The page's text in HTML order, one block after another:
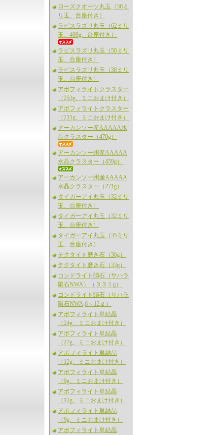
ローズクオーツ丸玉（36ミ
リ玉、台座付き）
ラピスラズリ丸玉（62ミリ
玉、400g、台座付き）
ラピスラズリ丸玉（50ミリ
玉、台座付き）
ラピスラズリ丸玉（38ミリ
玉、台座付き）
アポフィライトクラスター
（253g、ミニおまけ付き）
アポフィライトクラスター
（211g、ミニおまけ付き）
アーカンソー産AAAAA水
晶クラスター（470g）
アーカンソー州産AAAAA
水晶クラスター（459g）
アーカンソー州産AAAAA
水晶クラスター（271g）
タイガーアイ丸玉（32ミリ
玉、台座付き）
タイガーアイ丸玉（32ミリ
玉、台座付き）
タイガーアイ丸玉（35ミリ
玉、台座付き）
テクタイト磨き石（36g）
テクタイト磨き石（33g）
コンドライト隕石（サハラ
隕石NWA）（３３１g）
コンドライト隕石（サハラ
隕石NWA,6～12ｇ）
アポフィライト単結晶
（24g、ミニおまけ付き）
アポフィライト単結晶
（27g、ミニおまけ付き）
アポフィライト単結晶
（12g、ミニおまけ付き）
アポフィライト単結晶
（9g、ミニおまけ付き）
アポフィライト単結晶
（12g、ミニおまけ付き）
アポフィライト単結晶
（9g、ミニおまけ付き）
アポフィライト単結晶